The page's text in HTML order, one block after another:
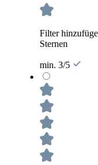
Filter
Sternen
min. 3/5